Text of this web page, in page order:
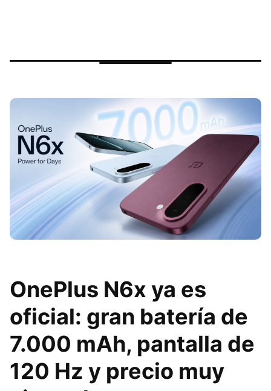
OnePlus N6x ya es
oficial: gran batería de
7.000 mAh, pantalla de
120 Hz y precio muy